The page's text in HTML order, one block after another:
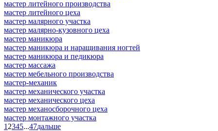
мастер литейного производства
мастер литейного цеха
мастер малярного участка
мастер малярно-кузовного цеха
мастер маникюра
мастер маникюра и наращивания ногтей
мастер маникюра и педикюра
мастер массажа
мастер мебельного производства
мастер-механик
мастер механического участка
мастер механического цеха
мастер механосборочного цеха
мастер монтажного участка
1 2345...47дальше